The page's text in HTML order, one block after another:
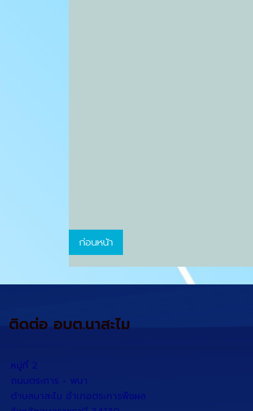
ไม่ได้รับม
ก่อนหน้า
ติดต่อ อบต.นาสะไม
หมู่ที่ 2
ถนนตระการ - พนา
ตำบลนาสะไม อำเภอตระการพืชผล